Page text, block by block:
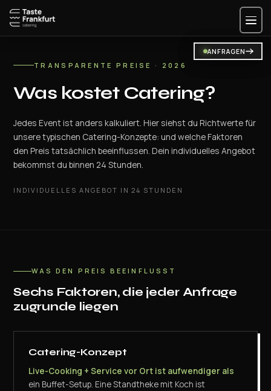
Zum
Inhalt
springen
ANFRAGEN
TRANSPARENTE PREISE · 2026
Was kostet Catering?
Jedes Event ist anders kalkuliert. Hier siehst du Richtwerte für
unsere typischen Catering-Konzepte: und welche Faktoren
den Preis tatsächlich beeinflussen. Dein individuelles Angebot
bekommst du binnen 24 Stunden.
INDIVIDUELLES ANGEBOT IN 24 STUNDEN
WAS DEN PREIS BEEINFLUSST
Sechs Faktoren, die jeder Anfrage
zugrunde liegen
Catering-Konzept
Live-Cooking + Service vor Ort ist aufwendiger als
ein Buffet-Setup. Eine Standtheke mit Koch ist
ANFRAGEN